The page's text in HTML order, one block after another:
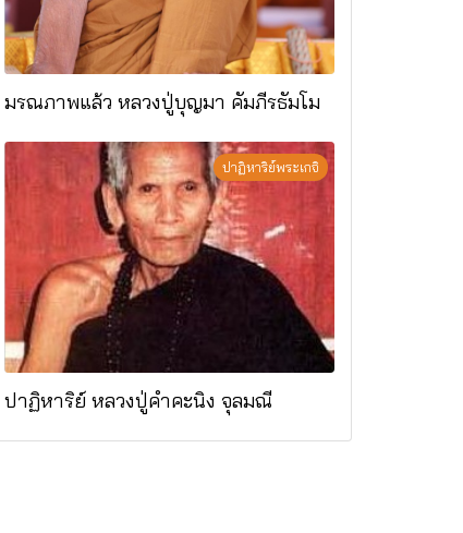
มรณภาพแล้ว หลวงปู่บุญมา คัมภีรธัมโม
ปาฏิหาริย์พระเกจิ
ปาฏิหาริย์ หลวงปู่คำคะนิง จุลมณี